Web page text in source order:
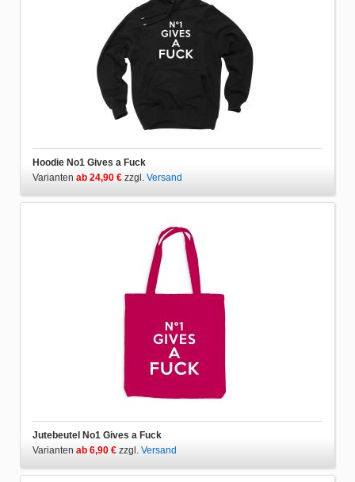
Hoodie No1 Gives a Fuck
Varianten ab 24,90 € zzgl. Versand
Jutebeutel No1 Gives a Fuck
Varianten ab 6,90 € zzgl. Versand